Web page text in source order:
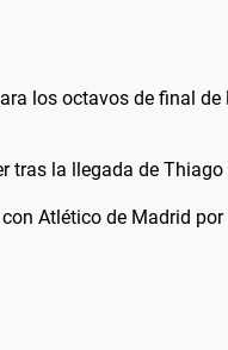
los octavos de final de
tras la llegada de
Atlético de Madrid